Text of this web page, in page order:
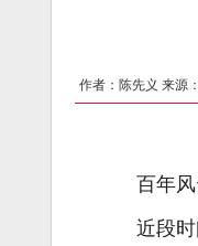
作者：陈先义 来源
百年
近段